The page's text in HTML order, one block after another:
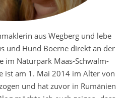
aus Wegberg und lebe
und Hund Boerne direkt an der
im Naturpark Maas-Schwalm-
ist am 1. Mai 2014 im Alter von
und hat zuvor in Rumänien